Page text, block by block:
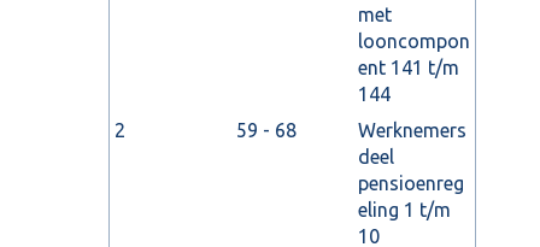
met
looncompon
ent 141 t/m
144
2
59 - 68
Werknemers
deel
pensioenreg
eling 1 t/m
10